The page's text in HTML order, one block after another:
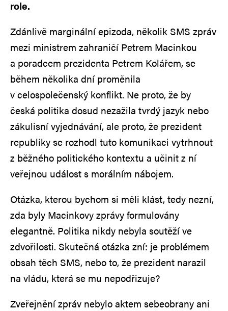
role.
Zdánlivě marginální epizoda, několik SMS zpráv
mezi ministrem zahraničí Petrem Macinkou
a poradcem prezidenta Petrem Kolářem, se
během několika dní proměnila
v celospolečenský konflikt. Ne proto, že by
česká politika dosud nezažila tvrdý jazyk nebo
zákulisní vyjednávání, ale proto, že prezident
republiky se rozhodl tuto komunikaci vytrhnout
z běžného politického kontextu a učinit z ní
veřejnou událost s morálním nábojem.
Otázka, kterou bychom si měli klást, tedy nezní,
zda byly Macinkovy zprávy formulovány
elegantně. Politika nikdy nebyla soutěží ve
zdvořilosti. Skutečná otázka zní: je problémem
obsah těch SMS, nebo to, že prezident narazil
na vládu, která se mu nepodřizuje?
Zveřejnění zpráv nebylo aktem sebeobrany ani